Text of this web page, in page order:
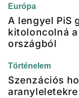
Európa
A lengyel PiS
kitoloncolná
országból
Történelem
Szenzációs